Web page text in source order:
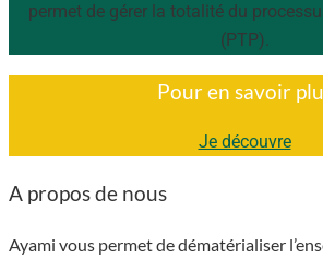
permet de gérer la totalité du
(PTP).
Pour en savoir
Je découvre
A propos de nous
Ayami vous permet de dématérialiser